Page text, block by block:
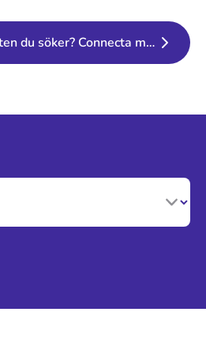
Hittar du inte tjänsten du söker? Connecta med oss!